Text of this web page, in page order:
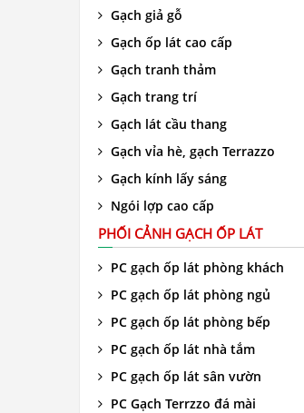
Gạch giả gỗ
Gạch ốp lát cao cấp
Gạch tranh thảm
Gạch trang trí
Gạch lát cầu thang
Gạch vỉa hè, gạch Terrazzo
Gạch kính lấy sáng
Ngói lợp cao cấp
PHỐI CẢNH GẠCH ỐP LÁT
PC gạch ốp lát phòng khách
PC gạch ốp lát phòng ngủ
PC gạch ốp lát phòng bếp
PC gạch ốp lát nhà tắm
PC gạch ốp lát sân vườn
PC Gạch Terrzzo đá mài